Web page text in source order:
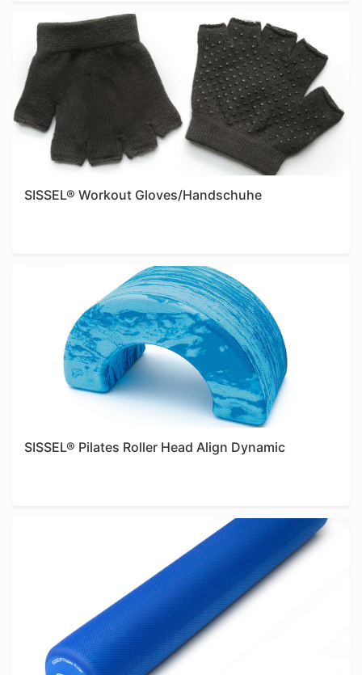
SISSEL® Workout Gloves/Handschuhe
SISSEL® Pilates Roller Head Align Dynamic